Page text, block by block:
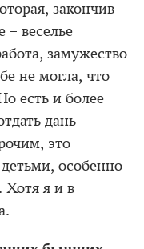
закончив
– веселье
замужество
не могла, что
есть и более
дань
это
особенно
я и в